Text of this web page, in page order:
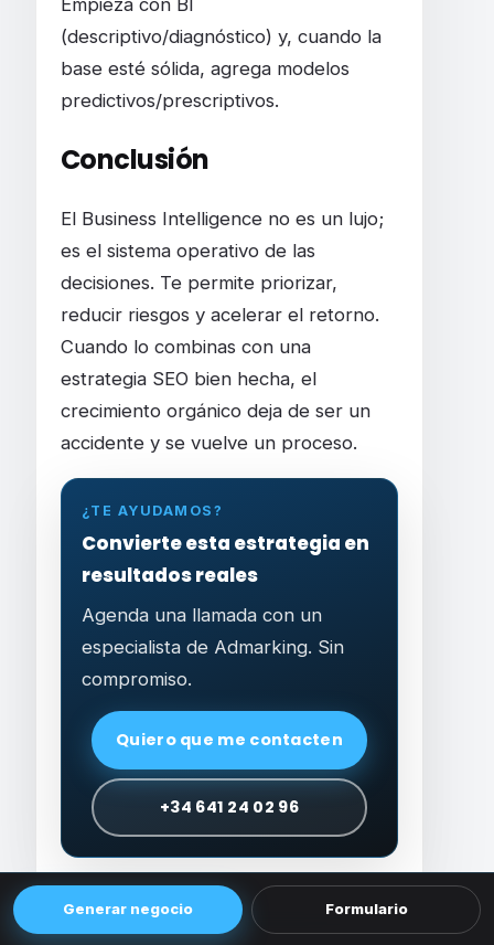
(descriptivo/diagnóstico) y, cuando la
base esté sólida, agrega modelos
predictivos/prescriptivos.
Conclusión
El Business Intelligence no es un lujo;
es el sistema operativo de las
decisiones. Te permite priorizar,
reducir riesgos y acelerar el retorno.
Cuando lo combinas con una
estrategia SEO bien hecha, el
crecimiento orgánico deja de ser un
accidente y se vuelve un proceso.
¿TE AYUDAMOS?
Convierte esta estrategia en
resultados reales
Agenda una llamada con un
especialista de Admarking. Sin
compromiso.
Quiero que me contacten
+34 641 24 02 96
Generar negocio Formulario